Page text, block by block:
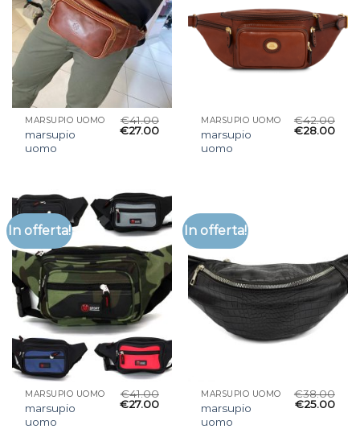
MARSUPIO UOMO
marsupio
uomo
€41.00
€27.00
MARSUPIO UOMO
marsupio
uomo
€42.00
€28.00
In offerta!
MARSUPIO UOMO
marsupio
uomo
€41.00
€27.00
In offerta!
MARSUPIO UOMO
marsupio
uomo
€38.00
€25.00